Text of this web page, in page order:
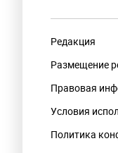
Редакция
Размещение
Правовая
Условия
Политика